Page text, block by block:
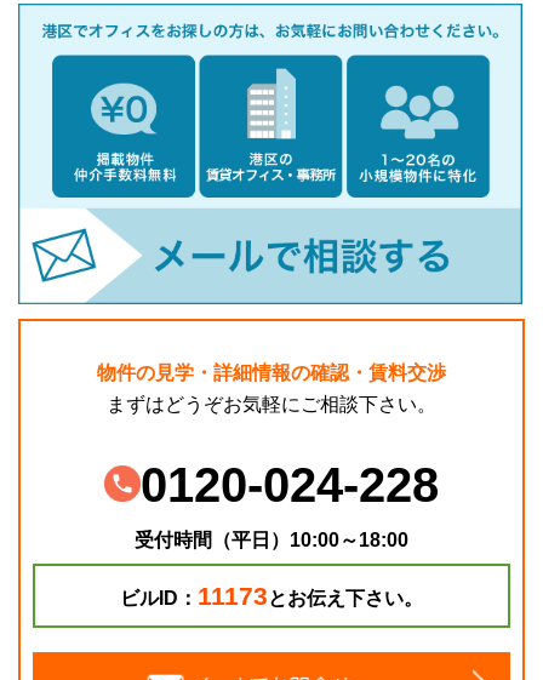
物件の見学・詳細情報の確認・賃料交渉
まずはどうぞお気軽にご相談下さい。
0120-024-228
受付時間（平日）10:00～18:00
ビルID： 11173とお伝え下さい。